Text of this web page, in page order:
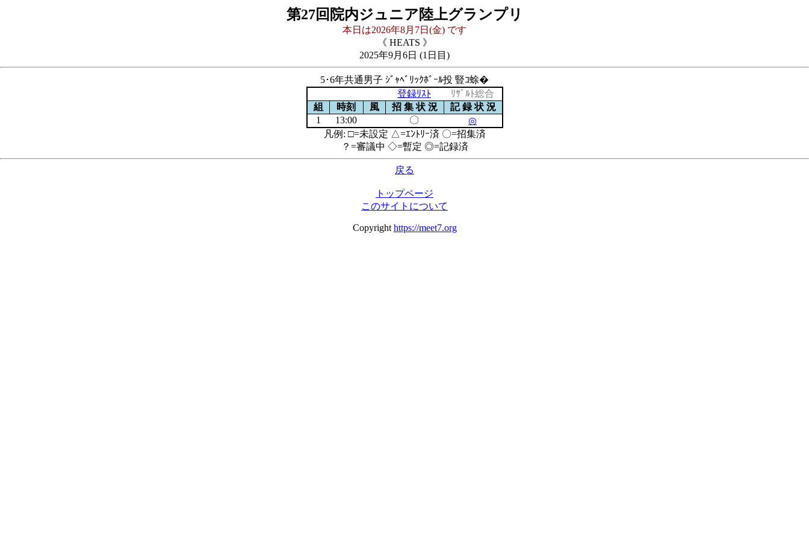
第27回院内ジュニア陸上グランプリ
本日は2026年8月7日(金) です
《 HEATS 》
2025年9月6日 (1日目)
5･6年共通男子 ｼﾞｬﾍﾞﾘｯｸﾎﾞｰﾙ投 豎ｺ蜍�
登録ﾘｽﾄ
ﾘｻﾞﾙﾄ総合
組
時刻 風 招 集 状 況
記 録 状 況
1
13:00 〇
◎
凡例: □=未設定 △=ｴﾝﾄﾘｰ済 〇=招集済
？=審議中 ◇=暫定 ◎=記録済
戻る
トップページ
このサイトについて
Copyright https://meet7.org